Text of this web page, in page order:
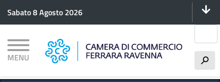
principale
Sabato 8 Agosto 2026
MENU h